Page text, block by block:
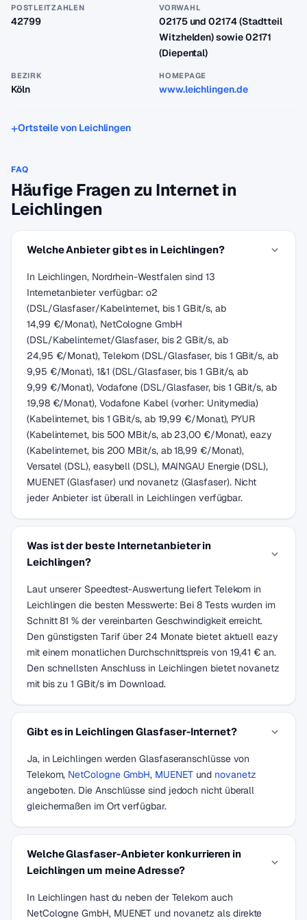
POSTLEITZAHLEN
42799
VORWAHL
02175 und 02174 (Stadtteil
Witzhelden) sowie 02171
(Diepental)
BEZIRK
Köln
HOMEPAGE
www.leichlingen.de
Ortsteile von Leichlingen
FAQ
Häufige Fragen zu Internet in
Leichlingen
Welche Anbieter gibt es in Leichlingen?
In Leichlingen, Nordrhein-Westfalen sind 13
Internetanbieter verfügbar: o2
(DSL/Glasfaser/Kabelinternet, bis 1 GBit/s, ab
14,99 €/Monat), NetCologne GmbH
(DSL/Kabelinternet/Glasfaser, bis 2 GBit/s, ab
24,95 €/Monat), Telekom (DSL/Glasfaser, bis 1 GBit/s, ab
9,95 €/Monat), 1&1 (DSL/Glasfaser, bis 1 GBit/s, ab
9,99 €/Monat), Vodafone (DSL/Glasfaser, bis 1 GBit/s, ab
19,98 €/Monat), Vodafone Kabel (vorher: Unitymedia)
(Kabelinternet, bis 1 GBit/s, ab 19,99 €/Monat), PYUR
(Kabelinternet, bis 500 MBit/s, ab 23,00 €/Monat), eazy
(Kabelinternet, bis 200 MBit/s, ab 18,99 €/Monat),
Versatel (DSL), easybell (DSL), MAINGAU Energie (DSL),
MUENET (Glasfaser) und novanetz (Glasfaser). Nicht
jeder Anbieter ist überall in Leichlingen verfügbar.
Was ist der beste Internetanbieter in
Leichlingen?
Laut unserer Speedtest-Auswertung liefert Telekom in
Leichlingen die besten Messwerte: Bei 8 Tests wurden im
Schnitt 81 % der vereinbarten Geschwindigkeit erreicht.
Den günstigsten Tarif über 24 Monate bietet aktuell eazy
mit einem monatlichen Durchschnittspreis von 19,41 € an.
Den schnellsten Anschluss in Leichlingen bietet novanetz
mit bis zu 1 GBit/s im Download.
Gibt es in Leichlingen Glasfaser-Internet?
Ja, in Leichlingen werden Glasfaseranschlüsse von
Telekom, NetCologne GmbH, MUENETund novanetz
angeboten. Die Anschlüsse sind jedoch nicht überall
gleichermaßen im Ort verfügbar.
Welche Glasfaser-Anbieter konkurrieren in
Leichlingen um meine Adresse?
In Leichlingen hast du neben der Telekom auch
NetCologne GmbH, MUENET und novanetz als direkte